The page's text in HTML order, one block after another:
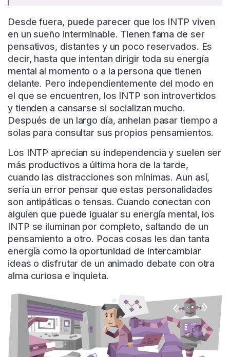
Desde fuera, puede parecer que los INTP viven
en un sueño interminable. Tienen fama de ser
pensativos, distantes y un poco reservados. Es
decir, hasta que intentan dirigir toda su energía
mental al momento o a la persona que tienen
delante. Pero independientemente del modo en
el que se encuentren, los INTP son introvertidos
y tienden a cansarse si socializan mucho.
Después de un largo día, anhelan pasar tiempo a
solas para consultar sus propios pensamientos.
Los INTP aprecian su independencia y suelen ser
más productivos a última hora de la tarde,
cuando las distracciones son mínimas. Aun así,
sería un error pensar que estas personalidades
son antipáticas o tensas. Cuando conectan con
alguien que puede igualar su energía mental, los
INTP se iluminan por completo, saltando de un
pensamiento a otro. Pocas cosas les dan tanta
energía como la oportunidad de intercambiar
ideas o disfrutar de un animado debate con otra
alma curiosa e inquieta.